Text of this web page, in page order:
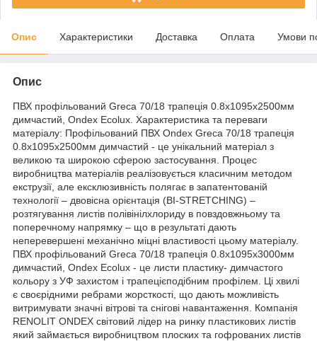
Опис Характеристики Доставка Оплата Умови
Опис
ПВХ профільований Greca 70/18 трапеція 0.8x1095x2500мм
димчастий, Ondex Ecolux. Характеристика та переваги
матеріалу: Профільований ПВХ Ondex Greca 70/18 трапеція
0.8x1095x2500мм димчастий - це унікальний матеріал з
великою та широкою сферою застосування. Процес
виробництва матеріалів реалізовується класичним методом
екструзії, але ексклюзивність полягає в запатентованій
технології – двовісна орієнтація (BI-STRETCHING) –
розтягування листів полівінілхлориду в повздовжньому та
поперечному напрямку – що в результаті дають
неперевершені механічно міцні властивості цьому матеріалу.
ПВХ профільований Greca 70/18 трапеція 0.8x1095x3000мм
димчастий, Ondex Ecolux - це листи пластику- димчастого
кольору з УФ захистом і трапецієподібним профілем. Ці хвилі
є своєрідними ребрами жорсткості, що дають можливість
витримувати значні вітрові та снігові навантаження. Компанія
RENOLIT ONDEX світовий лідер на ринку пластикових листів
який займається виробництвом плоских та гофрованих листів